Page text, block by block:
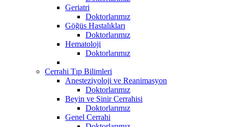
Geriatri
Doktorlarımız
Göğüs Hastalıkları
Doktorlarımız
Hematoloji
Doktorlarımız
Cerrahi Tıp Bilimleri
Anesteziyoloji ve Reanimasyon
Doktorlarımız
Beyin ve Sinir Cerrahisi
Doktorlarımız
Genel Cerrahi